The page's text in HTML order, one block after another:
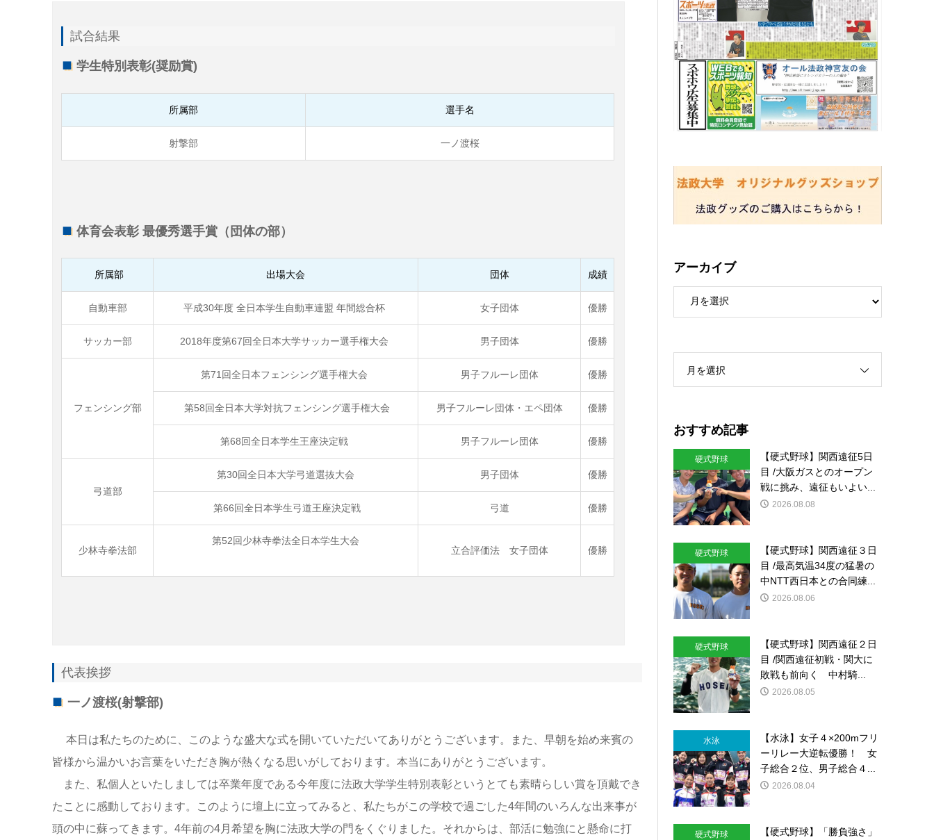
試合結果
学生特別表彰(奨励賞)
所属部 選手名
射撃部 一ノ渡桜
体育会表彰 最優秀選手賞（団体の部）
所属部 出場大会 団体 成績
自動車部 平成30年度 全日本学生自動車連盟 年間総合杯 女子団体 優勝
サッカー部 2018年度第67回全日本大学サッカー選手権大会 男子団体 優勝
フェンシング部
第71回全日本フェンシング選手権大会 男子フルーレ団体 優勝
第58回全日本大学対抗フェンシング選手権大会 男子フルーレ団体・エペ団体 優勝
第68回全日本学生王座決定戦 男子フルーレ団体 優勝
弓道部
第30回全日本大学弓道選抜大会 男子団体 優勝
第66回全日本学生弓道王座決定戦 弓道 優勝
少林寺拳法部
第52回少林寺拳法全日本学生大会
立合評価法 女子団体
優勝
代表挨拶
一ノ渡桜(射撃部)
本日は私たちのために、このような盛大な式を開いていただいてありがとうございます。また、早朝を始め来賓の
皆様から温かいお言葉をいただき胸が熱くなる思いがしております。本当にありがとうございます。
また、私個人といたしましては卒業年度である今年度に法政大学学生特別表彰というとても素晴らしい賞を頂戴でき
たことに感動しております。このように壇上に立ってみると、私たちがこの学校で過ごした4年間のいろんな出来事が
頭の中に蘇ってきます。4年前の4月希望を胸に法政大学の門をくぐりました。それからは、部活に勉強にと懸命に打
アーカイブ
月を選択
おすすめ記事
硬式野球
【硬式野球】関西遠征5日
目 /大阪ガスとのオープン
戦に挑み、遠征もいよい...
2026.08.08
硬式野球
【硬式野球】関西遠征３日
目 /最高気温34度の猛暑の
中NTT西日本との合同練...
2026.08.06
硬式野球
【硬式野球】関西遠征２日
目 /関西遠征初戦・関大に
敗戦も前向く 中村騎...
2026.08.05
水泳
【水泳】女子４×200mフリ
ーリレー大逆転優勝！ 女
子総合２位、男子総合４...
2026.08.04
硬式野球
【硬式野球】「勝負強さ」